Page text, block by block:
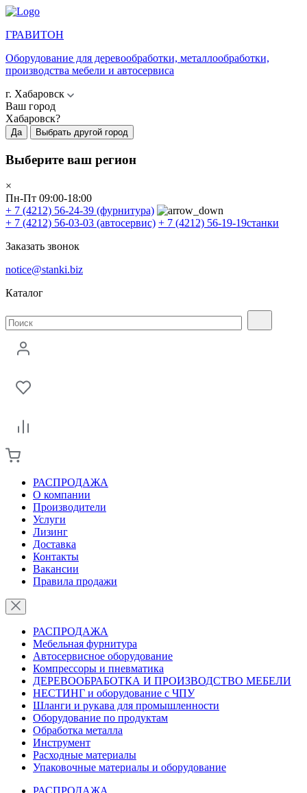
ГРАВИТОН
Оборудование для деревообработки, металлообработки,
производства мебели и автосервиса
г. Хабаровск
Ваш город
Хабаровск?
Да Выбрать другой город
Выберите ваш регион
×
Пн-Пт 09:00-18:00
+ 7 (4212) 56-24-39 (фурнитура)
+ 7 (4212) 56-03-03 (автосервис) + 7 (4212) 56-19-19станки
Заказать звонок
notice@stanki.biz
Каталог
РАСПРОДАЖА
О компании
Производители
Услуги
Лизинг
Доставка
Контакты
Вакансии
Правила продажи
РАСПРОДАЖА
Мебельная фурнитура
Автосервисное оборудование
Компрессоры и пневматика
ДЕРЕВООБРАБОТКА И ПРОИЗВОДСТВО МЕБЕЛИ
НЕСТИНГ и оборудование с ЧПУ
Шланги и рукава для промышленности
Оборудование по продуктам
Обработка металла
Инструмент
Расходные материалы
Упаковочные материалы и оборудование